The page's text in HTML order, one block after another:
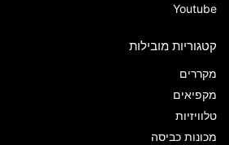
Youtube
קטגוריות מובילות
מקררים
מקפיאים
טלוויזיות
מכונות כביסה